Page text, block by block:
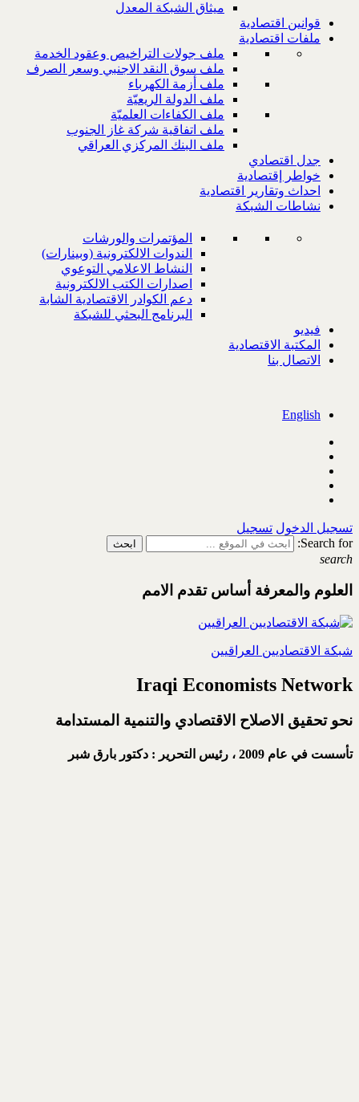
ميثاق الشبكة المعدل
قوانين اقتصادية
ملفات اقتصادية
ملف جولات التراخيص وعقود الخدمة
ملف سوق النقد الاجنبي وسعر الصرف
ملف أزمة الكهرباء
ملف الدولة الريعيّة
ملف الكفاءات العلميّة
ملف اتفاقية شركة غاز الجنوب
ملف البنك المركزي العراقي
جدل اقتصادي
خواطر إقتصادية
احداث وتقارير اقتصادية
نشاطات الشبكة
المؤتمرات والورشات
الندوات الالكترونية (وبينارات)
النشاط الاعلامي التوعوي
اصدارات الكتب الالكترونية
دعم الكوادر الاقتصادية الشابة
البرنامج البحثي للشبكة
فيديو
المكتبة الاقتصادية
الاتصال بنا
English
تسجيل الدخول تسجيل
Search for:
search
العلوم والمعرفة أساس تقدم الامم
شبكة الاقتصاديين العراقيين
Iraqi Economists Network
نحو تحقيق الاصلاح الاقتصادي والتنمية المستدامة
تأسست في عام 2009 ، رئيس التحرير : دكتور بارق شبر